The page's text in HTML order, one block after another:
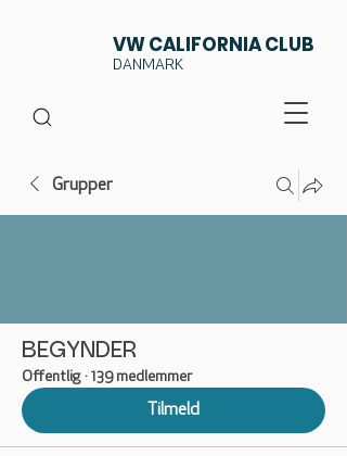
VW CALIFORNIA CLUB
DANMARK
Grupper
BEGYNDER
Offentlig · 139 medlemmer
Tilmeld